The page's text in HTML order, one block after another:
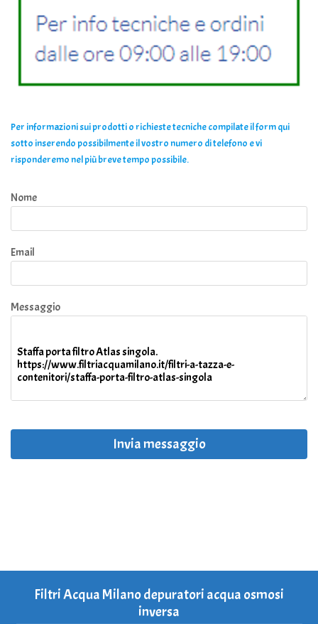
Per informazioni sui prodotti o richieste tecniche compilate il form qui
sotto inserendo possibilmente il vostro numero di telefono e vi
risponderemo nel più breve tempo possibile.
Nome
Email
Messaggio
Invia messaggio
Filtri Acqua Milano depuratori acqua osmosi
inversa